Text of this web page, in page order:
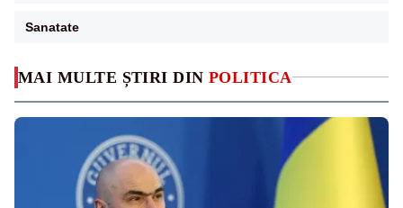
MAI MULTE ȘTIRI DIN POLITICA
Sanatate